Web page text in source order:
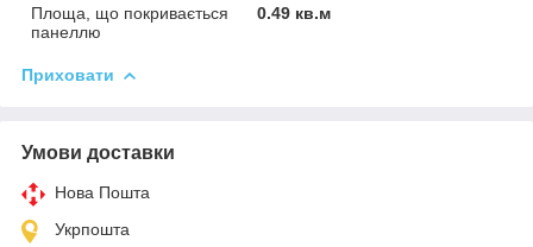
Площа, що покривається
панеллю
0.49 кв.м
Приховати
Умови доставки
Нова Пошта
Укрпошта